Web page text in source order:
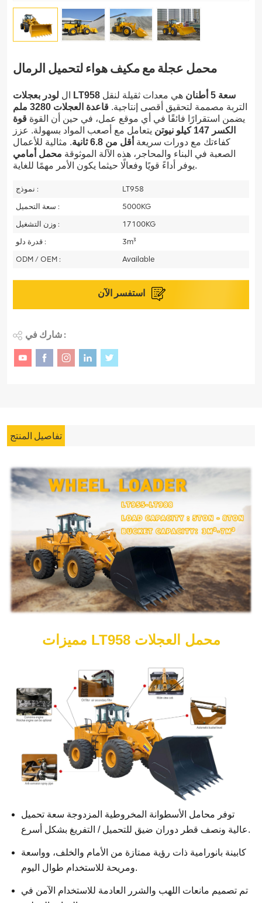
محمل عجلة مع مكيف هواء لتحميل الرمال
ال لودر بعجلات LT958 سعة 5 أطنان
هي معدات ثقيلة لنقل
التربة مصممة لتحقيق أقصى إنتاجية. قاعدة العجلات 3280 ملم
يضمن استقرارًا فائقًا في أي موقع عمل، في حين أن القوة قوة
الكسر 147 كيلو نيوتن
يتعامل مع أصعب المواد بسهولة. عزز
كفاءتك مع دورات سريعة أقل من 6.8 ثانية
. مثالية للأعمال
الصعبة في البناء والمحاجر، هذه الآلة الموثوقة محمل أمامي
يوفر أداءً قويًا وفعالًا حيثما يكون الأمر مهمًا للغاية.
نموذج :
LT958
سعة التحميل :
5000KG
وزن التشغيل :
17100KG
قدرة دلو :
3m³
ODM / OEM :
Available
شارك في :
تفاصيل المنتج
مميزات LT958 محمل العجلات
توفر محامل الأسطوانة المخروطية المزدوجة سعة تحميل
عالية ونصف قطر دوران ضيق للتحميل / التفريغ بشكل أسرع.
كابينة بانورامية ذات رؤية ممتازة من الأمام والخلف، وواسعة
ومريحة للاستخدام طوال اليوم.
تم تصميم مانعات اللهب والشرر العادمة للاستخدام الآمن في